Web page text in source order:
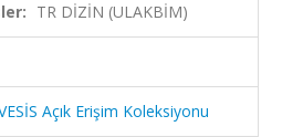
TR DİZİN (ULAKBİM)
Açık Erişim Koleksiyonu